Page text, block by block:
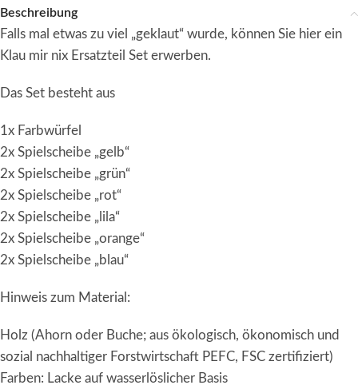
Beschreibung
Falls mal etwas zu viel „geklaut“ wurde, können Sie hier ein
Klau mir nix Ersatzteil Set erwerben.
Das Set besteht aus
1x Farbwürfel
2x Spielscheibe „gelb“
2x Spielscheibe „grün“
2x Spielscheibe „rot“
2x Spielscheibe „lila“
2x Spielscheibe „orange“
2x Spielscheibe „blau“
Hinweis zum Material:
Holz (Ahorn oder Buche; aus ökologisch, ökonomisch und
sozial nachhaltiger Forstwirtschaft PEFC, FSC zertifiziert)
Farben: Lacke auf wasserlöslicher Basis